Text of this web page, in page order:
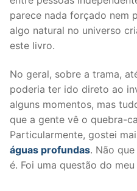
parece nada forçado nem
algo natural no universo
este livro.
No geral, sobre a trama,
poderia ter ido direto ao
alguns momentos, mas
que a gente vê o quebra-
Particularmente, gostei
águas profundas. Não
é. Foi uma questão do